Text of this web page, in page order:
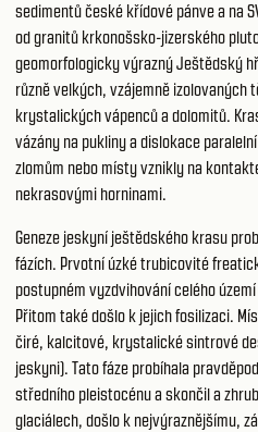
sedimentů české křídové pánve a na
od granitů krkonošsko-jizerského
geomorfologicky výrazný Ještědský
různě velkých, vzájemně izolovaných
krystalických vápenců a dolomitů.
vázány na pukliny a dislokace
zlomům nebo místy vznikly na
nekrasovými horninami.
Geneze jeskyní ještědského krasu
fázích. Prvotní úzké trubicovité
postupném vyzdvihování celého
Přitom také došlo k jejich fosilizaci.
čiré, kalcitové, krystalické sintrové
jeskyni). Tato fáze probíhala
středního pleistocénu a skončil a
glaciálech, došlo k nejvýraznějšímu,